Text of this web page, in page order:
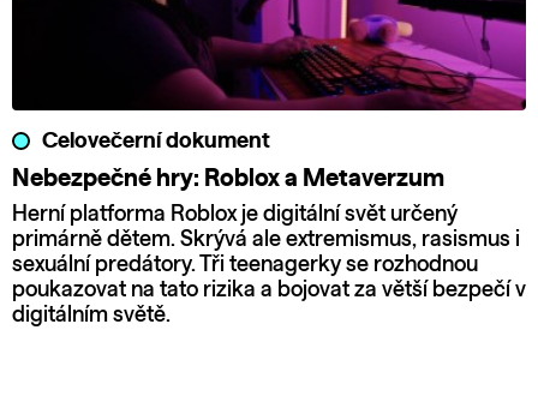
Celovečerní dokument
Nebezpečné hry: Roblox a Metaverzum
Herní platforma Roblox je digitální svět určený
primárně dětem. Skrývá ale extremismus, rasismus i
sexuální predátory. Tři teenagerky se rozhodnou
poukazovat na tato rizika a bojovat za větší bezpečí v
digitálním světě.